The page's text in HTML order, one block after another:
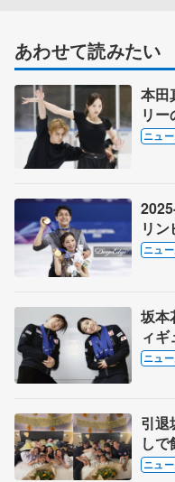
あわせて読みたい
本田
リ
ニュ
リ
ニュ
坂本
ィ
ニュ
引
し
ニュ